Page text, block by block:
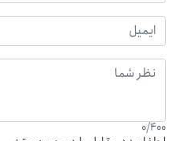
0/400